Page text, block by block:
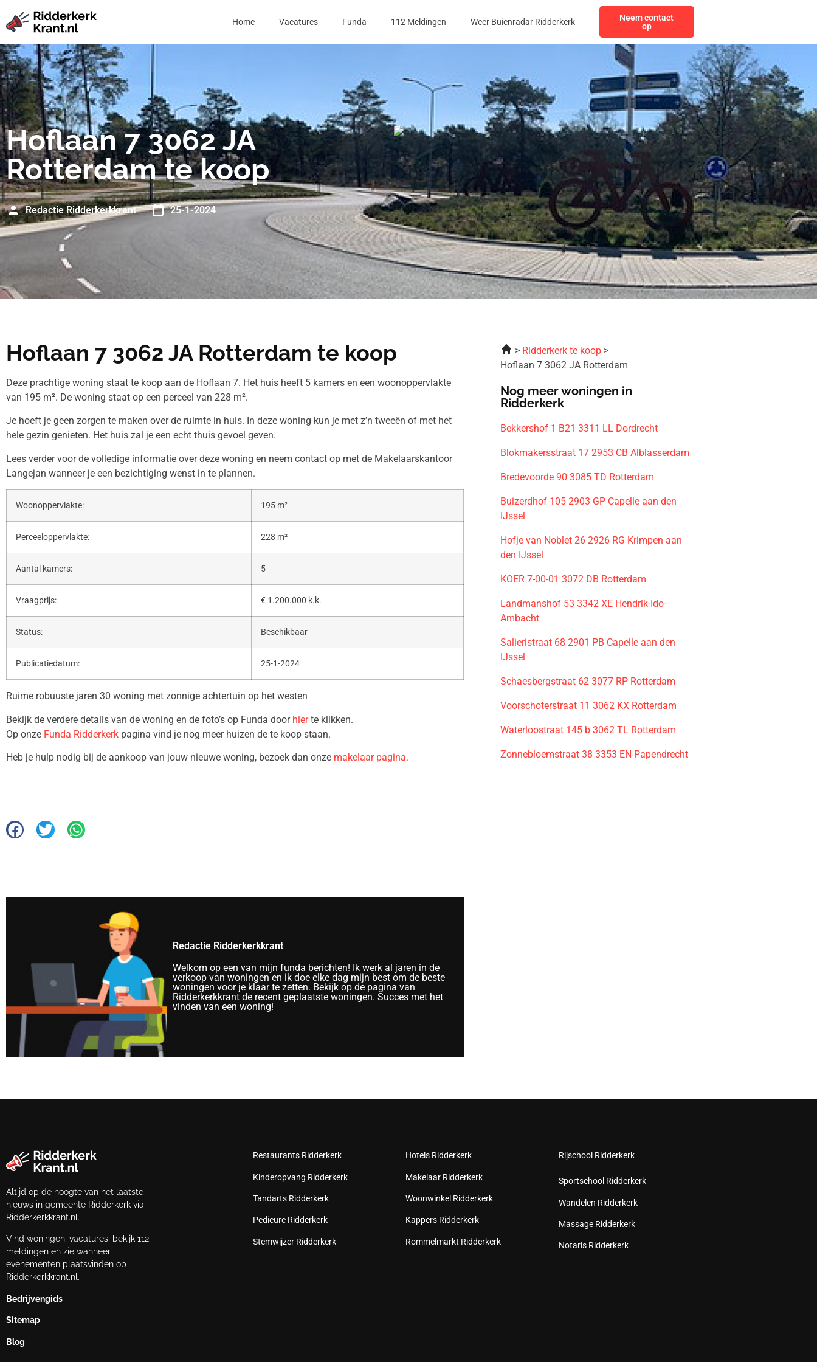
Home Vacatures Funda 112 Meldingen Weer Buienradar Ridderkerk
Neem contact
op
Hoflaan 7 3062 JA
Rotterdam te koop
Redactie Ridderkerkkrant 25-1-2024
Hoflaan 7 3062 JA Rotterdam te koop
Deze prachtige woning staat te koop aan de Hoflaan 7. Het huis heeft 5 kamers en een woonoppervlakte
van 195 m². De woning staat op een perceel van 228 m².
Je hoeft je geen zorgen te maken over de ruimte in huis. In deze woning kun je met z’n tweeën of met het
hele gezin genieten. Het huis zal je een echt thuis gevoel geven.
Lees verder voor de volledige informatie over deze woning en neem contact op met de Makelaarskantoor
Langejan wanneer je een bezichtiging wenst in te plannen.
Woonoppervlakte: 195 m²
Perceeloppervlakte: 228 m²
Aantal kamers: 5
Vraagprijs: € 1.200.000 k.k.
Status: Beschikbaar
Publicatiedatum: 25-1-2024
Ruime robuuste jaren 30 woning met zonnige achtertuin op het westen
Bekijk de verdere details van de woning en de foto’s op Funda door hierte klikken.
Op onze Funda Ridderkerk pagina vind je nog meer huizen de te koop staan.
Heb je hulp nodig bij de aankoop van jouw nieuwe woning, bezoek dan onze makelaar pagina.
Redactie Ridderkerkkrant
Welkom op een van mijn funda berichten! Ik werk al jaren in de
verkoop van woningen en ik doe elke dag mijn best om de beste
woningen voor je klaar te zetten. Bekijk op de pagina van
Ridderkerkkrant de recent geplaatste woningen. Succes met het
vinden van een woning!
Ridderkerk te koop
Hoflaan 7 3062 JA Rotterdam
Nog meer woningen in
Ridderkerk
Bekkershof 1 B21 3311 LL Dordrecht
Blokmakersstraat 17 2953 CB Alblasserdam
Bredevoorde 90 3085 TD Rotterdam
Buizerdhof 105 2903 GP Capelle aan den
IJssel
Hofje van Noblet 26 2926 RG Krimpen aan
den IJssel
KOER 7-00-01 3072 DB Rotterdam
Landmanshof 53 3342 XE Hendrik-Ido-
Ambacht
Salieristraat 68 2901 PB Capelle aan den
IJssel
Schaesbergstraat 62 3077 RP Rotterdam
Voorschoterstraat 11 3062 KX Rotterdam
Waterloostraat 145 b 3062 TL Rotterdam
Zonnebloemstraat 38 3353 EN Papendrecht
Altijd op de hoogte van het laatste
nieuws in gemeente Ridderkerk via
Ridderkerkkrant.nl.
Vind woningen, vacatures, bekijk 112
meldingen en zie wanneer
evenementen plaatsvinden op
Ridderkerkkrant.nl.
Bedrijvengids
Sitemap
Blog
Restaurants Ridderkerk
Kinderopvang Ridderkerk
Tandarts Ridderkerk
Pedicure Ridderkerk
Stemwijzer Ridderkerk
Hotels Ridderkerk
Makelaar Ridderkerk
Woonwinkel Ridderkerk
Kappers Ridderkerk
Rommelmarkt Ridderkerk
Rijschool Ridderkerk
Sportschool Ridderkerk
Wandelen Ridderkerk
Massage Ridderkerk
Notaris Ridderkerk